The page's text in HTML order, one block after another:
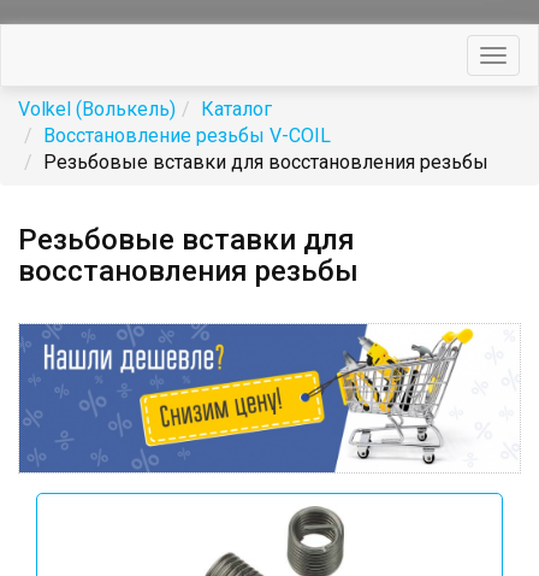
Volkel (Волькель)
Каталог
Восстановление резьбы V-COIL
Резьбовые вставки для восстановления резьбы
Резьбовые вставки для
восстановления резьбы